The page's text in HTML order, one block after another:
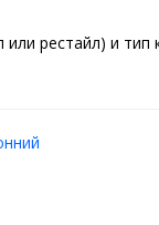
рестайл) и тип